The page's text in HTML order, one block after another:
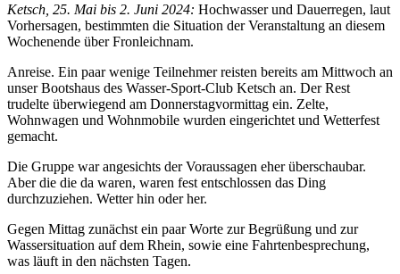
Ketsch, 25. Mai bis 2. Juni 2024: Hochwasser und Dauerregen, laut
Vorhersagen, bestimmten die Situation der Veranstaltung an diesem
Wochenende über Fronleichnam.
Anreise. Ein paar wenige Teilnehmer reisten bereits am Mittwoch an
unser Bootshaus des Wasser-Sport-Club Ketsch an. Der Rest
trudelte überwiegend am Donnerstagvormittag ein. Zelte,
Wohnwagen und Wohnmobile wurden eingerichtet und Wetterfest
gemacht.
Die Gruppe war angesichts der Voraussagen eher überschaubar.
Aber die die da waren, waren fest entschlossen das Ding
durchzuziehen. Wetter hin oder her.
Gegen Mittag zunächst ein paar Worte zur Begrüßung und zur
Wassersituation auf dem Rhein, sowie eine Fahrtenbesprechung,
was läuft in den nächsten Tagen.